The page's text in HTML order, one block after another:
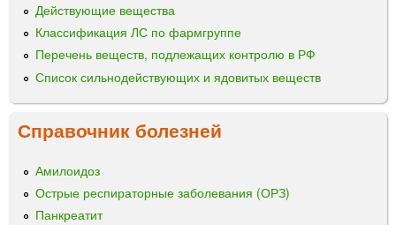
Действующие вещества
Классификация ЛС по фармгруппе
Перечень веществ, подлежащих контролю в РФ
Список сильнодействующих и ядовитых веществ
Справочник болезней
Амилоидоз
Острые респираторные заболевания (ОРЗ)
Панкреатит